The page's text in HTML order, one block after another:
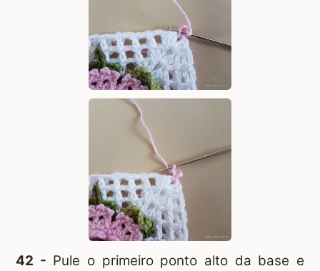
42 - Pule o primeiro ponto alto da base e